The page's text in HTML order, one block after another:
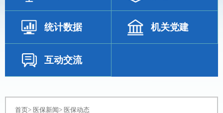
统计数据 机关党建
互动交流
首页> 医保新闻> 医保动态